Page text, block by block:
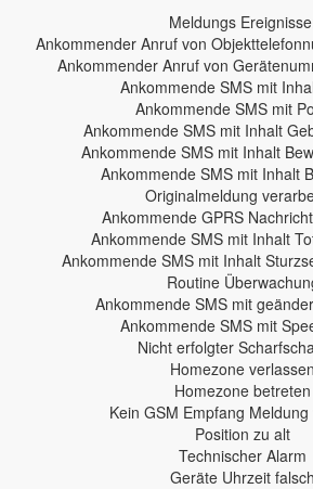
Meldungs
Ankommender Anruf von
Ankommender Anruf von
Ankommende SMS mit
Ankommende SMS mit
Ankommende SMS mit Inhalt
Ankommende SMS mit Inhalt
Ankommende SMS mit Inhalt
Originalmeldung
Ankommende GPRS
Ankommende SMS mit Inhalt
Ankommende SMS mit Inhalt
Routine
Ankommende SMS mit
Ankommende SMS mit
Nicht erfolgter
Homezone verlassen
Homezone betreten
Kein GSM Empfang
Position zu alt
Technischer Alarm
Geräte Uhrzeit falsch